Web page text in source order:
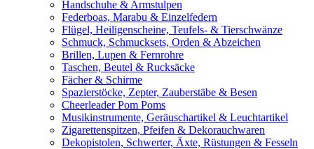
Handschuhe & Armstulpen
Federboas, Marabu & Einzelfedern
Flügel, Heiligenscheine, Teufels- & Tierschwänze
Schmuck, Schmucksets, Orden & Abzeichen
Brillen, Lupen & Fernrohre
Taschen, Beutel & Rucksäcke
Fächer & Schirme
Spazierstöcke, Zepter, Zauberstäbe & Besen
Cheerleader Pom Poms
Musikinstrumente, Geräuschartikel & Leuchtartikel
Zigarettenspitzen, Pfeifen & Dekorauchwaren
Dekopistolen, Schwerter, Äxte, Rüstungen & Fesseln